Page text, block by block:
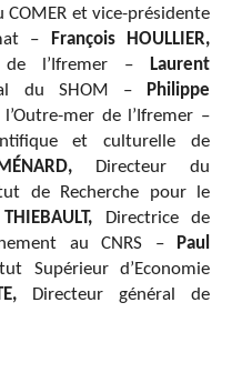
COMER et vice-présidente
– François HOULLIER,
de l’Ifremer – Laurent
du SHOM – Philippe
mer de l’Ifremer –
et culturelle de
Directeur du
de Recherche pour le
Directrice de
au CNRS – Paul
Supérieur d’Economie
Directeur général de